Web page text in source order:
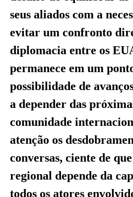
seus aliados com a
evitar um confronto
diplomacia entre os
permanece em um
possibilidade de
a depender das
comunidade
atenção os
conversas, ciente de
regional depende da
todos os atores